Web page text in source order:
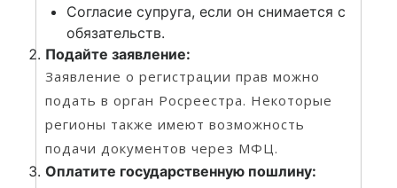
Согласие супруга, если он снимается с
обязательств.
Подайте заявление:
Заявление о регистрации прав можно
подать в орган Росреестра. Некоторые
регионы также имеют возможность
подачи документов через МФЦ.
Оплатите государственную пошлину: